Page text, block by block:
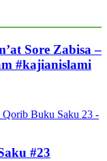
Sore Zabisa –
#kajianislami
#23